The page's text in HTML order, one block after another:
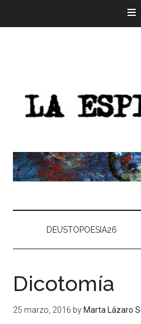
DEUSTOPOESIA26
Dicotomía
25 marzo, 2016 by Marta Lázaro